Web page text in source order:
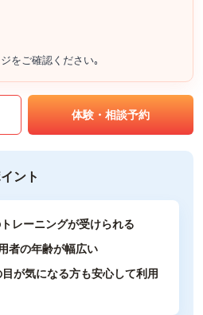
をご確認ください｡
体験・相談予約
ント
レーニングが受けられる
者の年齢が幅広い
が気になる方も安心して利用